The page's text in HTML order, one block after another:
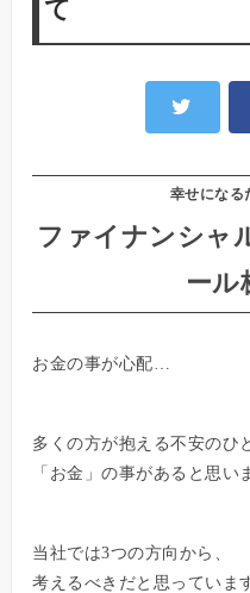
て
幸せになる
ファイナンシャ
ール
お金の事が心配…
多くの方が抱える不安のひ
「お金」の事があると思い
当社では3つの方向から、
考えるべきだと思っていま